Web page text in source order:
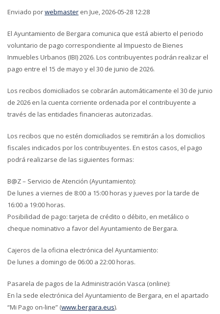
Enviado porwebmaster en Jue, 2026-05-28 12:28
El Ayuntamiento de Bergara comunica que está abierto el periodo
voluntario de pago correspondiente al Impuesto de Bienes
Inmuebles Urbanos (IBI) 2026. Los contribuyentes podrán realizar el
pago entre el 15 de mayo y el 30 de junio de 2026.
Los recibos domiciliados se cobrarán automáticamente el 30 de junio
de 2026 en la cuenta corriente ordenada por el contribuyente a
través de las entidades financieras autorizadas.
Los recibos que no estén domiciliados se remitirán a los domicilios
fiscales indicados por los contribuyentes. En estos casos, el pago
podrá realizarse de las siguientes formas:
B@Z – Servicio de Atención (Ayuntamiento):
De lunes a viernes de 8:00 a 15:00 horas y jueves por la tarde de
16:00 a 19:00 horas.
Posibilidad de pago: tarjeta de crédito o débito, en metálico o
cheque nominativo a favor del Ayuntamiento de Bergara.
Cajeros de la oficina electrónica del Ayuntamiento:
De lunes a domingo de 06:00 a 22:00 horas.
Pasarela de pagos de la Administración Vasca (online):
En la sede electrónica del Ayuntamiento de Bergara, en el apartado
“Mi Pago on-line” (www.bergara.eus).